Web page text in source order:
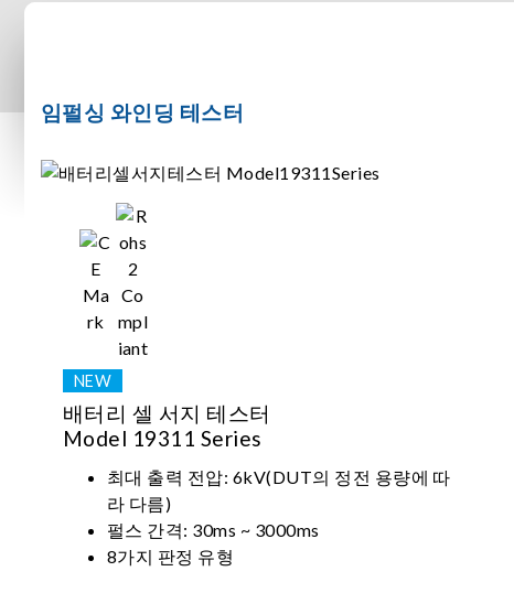
임펄싱 와인딩 테스터
배터리 셀 서지 테스터
Model 19311 Series
최대 출력 전압: 6kV(DUT의 정전 용량에 따
라 다름)
펄스 간격: 30ms ~ 3000ms
8가지 판정 유형